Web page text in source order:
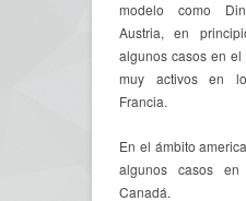
modelo como
Austria, en
algunos casos en
muy activos en
Francia.
En el ámbito
algunos casos
Canadá.